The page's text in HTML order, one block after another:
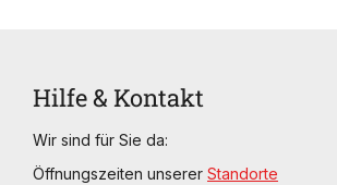
Hilfe & Kontakt
Wir sind für Sie da:
Öffnungszeiten unserer Standorte